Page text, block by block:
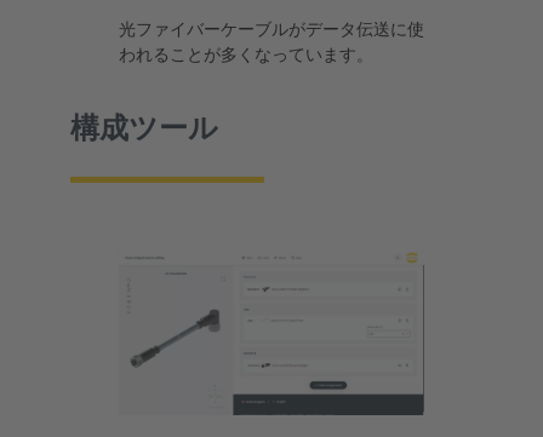
光ファイバーケーブルがデータ伝送に使
われることが多くなっています。
構成ツール